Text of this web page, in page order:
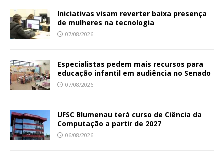
Iniciativas visam reverter baixa presença
de mulheres na tecnologia
07/08/2026
Especialistas pedem mais recursos para
educação infantil em audiência no Senado
07/08/2026
UFSC Blumenau terá curso de Ciência da
Computação a partir de 2027
06/08/2026